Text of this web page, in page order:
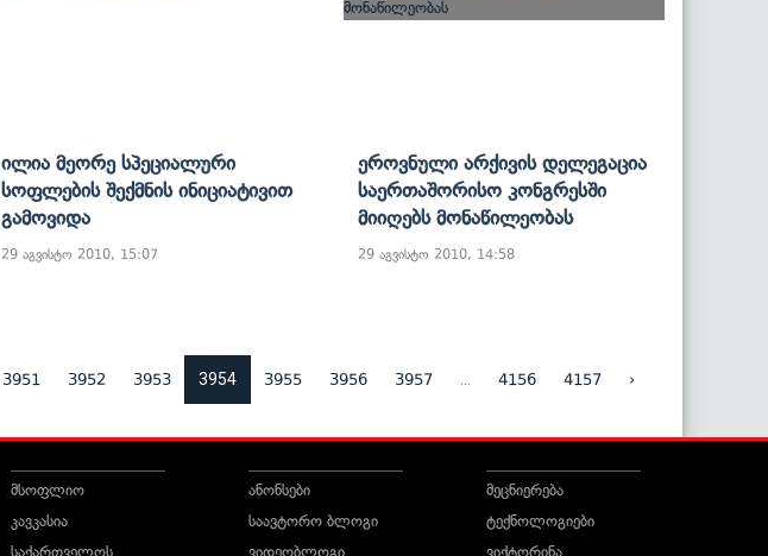
Ილია Მეორე Სპეციალური
Სოფლების Შექმნის Ინიციატივით
Გამოვიდა
29 აგვისტო 2010, 15:07
Ეროვნული Არქივის Დელეგაცია
Საერთაშორისო Კონგრესში
Მიიღებს Მონაწილეობას
29 აგვისტო 2010, 14:58
3951 3952 3953 3954 3955 3956 3957 4156 4157 ›
მსოფლიო
კავკასია
საქართველოს
ანონსები
საავტორო ბლოგი
ვიდეობლოგი
მეცნიერება
ტექნოლოგიები
ვიქტორინა